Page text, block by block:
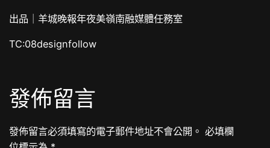
出品｜羊城晚報年夜美嶺南融媒體任務室
TC:08designfollow
發佈留言
發佈留言必須填寫的電子郵件地址不會公開。 必填欄